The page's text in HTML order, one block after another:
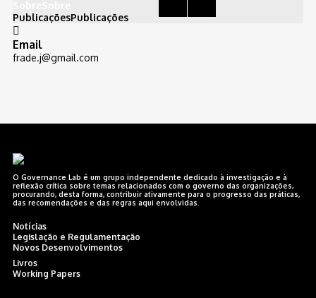
PublicaçõesPublicações
Email
frade.j@gmail.com
O Governance Lab é um grupo independente dedicado à investigação e à
reflexão crítica sobre temas relacionados com o governo das organizações,
procurando, desta forma, contribuir ativamente para o progresso das práticas,
das recomendações e das regras aqui envolvidas.
Notícias
Legislação e Regulamentação
Novos Desenvolvimentos
Livros
Working Papers